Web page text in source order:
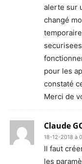
alerte sur
changé
pour les
constaté
Merci de
Claude
18-12-2018 à
Il faut
les